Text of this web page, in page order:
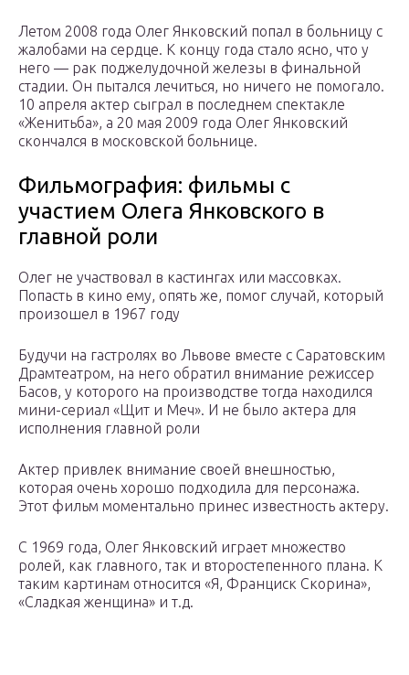
Летом 2008 года Олег Янковский попал в больницу с
жалобами на сердце. К концу года стало ясно, что у
него — рак поджелудочной железы в финальной
стадии. Он пытался лечиться, но ничего не помогало.
10 апреля актер сыграл в последнем спектакле
«Женитьба», а 20 мая 2009 года Олег Янковский
скончался в московской больнице.
Фильмография: фильмы с
участием Олега Янковского в
главной роли
Олег не участвовал в кастингах или массовках.
Попасть в кино ему, опять же, помог случай, который
произошел в 1967 году
Будучи на гастролях во Львове вместе с Саратовским
Драмтеатром, на него обратил внимание режиссер
Басов, у которого на производстве тогда находился
мини-сериал «Щит и Меч». И не было актера для
исполнения главной роли
Актер привлек внимание своей внешностью,
которая очень хорошо подходила для персонажа.
Этот фильм моментально принес известность актеру.
С 1969 года, Олег Янковский играет множество
ролей, как главного, так и второстепенного плана. К
таким картинам относится «Я, Франциск Скорина»,
«Сладкая женщина» и т.д.